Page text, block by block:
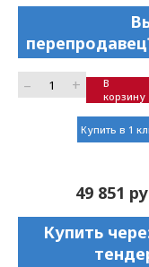
– +
В
корзину
Купить в 1
49 851
Купить